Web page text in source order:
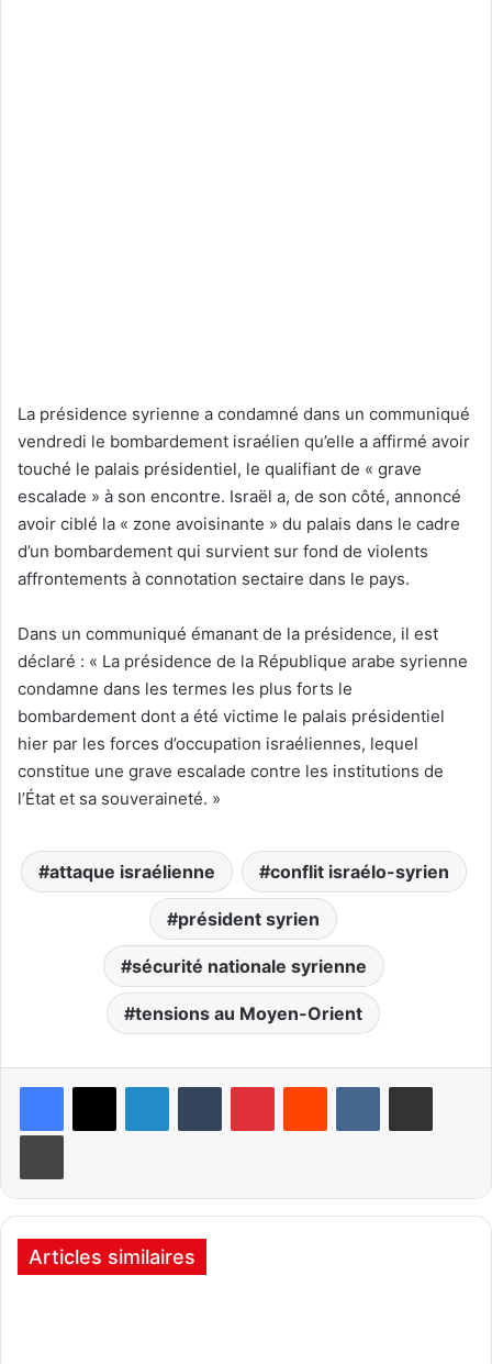
La présidence syrienne a condamné dans un communiqué
vendredi le bombardement israélien qu’elle a affirmé avoir
touché le palais présidentiel, le qualifiant de « grave
escalade » à son encontre. Israël a, de son côté, annoncé
avoir ciblé la « zone avoisinante » du palais dans le cadre
d’un bombardement qui survient sur fond de violents
affrontements à connotation sectaire dans le pays.
Dans un communiqué émanant de la présidence, il est
déclaré : « La présidence de la République arabe syrienne
condamne dans les termes les plus forts le
bombardement dont a été victime le palais présidentiel
hier par les forces d’occupation israéliennes, lequel
constitue une grave escalade contre les institutions de
l’État et sa souveraineté. »
attaque israélienne conflit israélo-syrien
président syrien
sécurité nationale syrienne
tensions au Moyen-Orient
Articles similaires